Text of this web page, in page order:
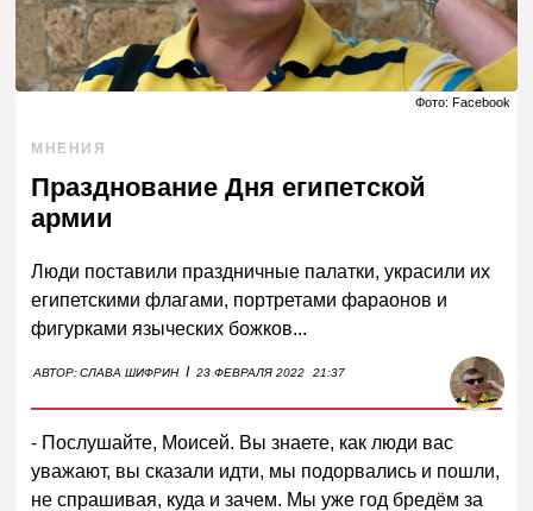
Фото: Facebook
МНЕНИЯ
Празднование Дня египетской
армии
Люди поставили праздничные палатки, украсили их
египетскими флагами, портретами фараонов и
фигурками языческих божков...
АВТОР:СЛАВА ШИФРИН I 23 ФЕВРАЛЯ 2022 21:37
- Послушайте, Моисей. Вы знаете, как люди вас
уважают, вы сказали идти, мы подорвались и пошли,
не спрашивая, куда и зачем. Мы уже год бредём за